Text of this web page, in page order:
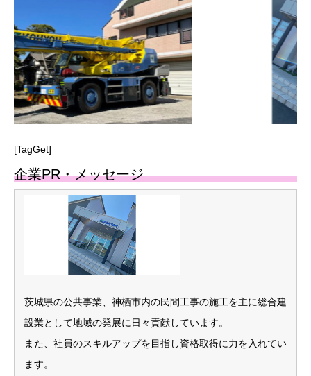
[TagGet]
企業PR・メッセージ
茨城県の公共事業、神栖市内の民間工事の施工を主に総合建
設業として地域の発展に日々貢献しています。
また、社員のスキルアップを目指し資格取得に力を入れてい
ます。